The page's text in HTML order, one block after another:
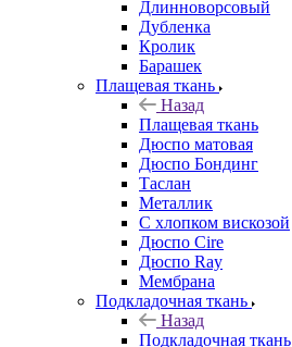
Длинноворсовый
Дубленка
Кролик
Барашек
Плащевая ткань
Назад
Плащевая ткань
Дюспо матовая
Дюспо Бондинг
Таслан
Металлик
С хлопком вискозой
Дюспо Cire
Дюспо Ray
Мембрана
Подкладочная ткань
Назад
Подкладочная ткань